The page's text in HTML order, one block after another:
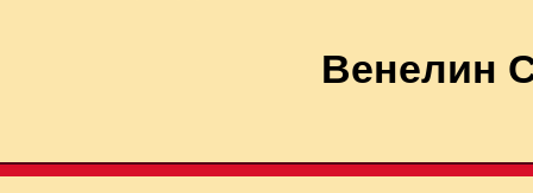
Венелин